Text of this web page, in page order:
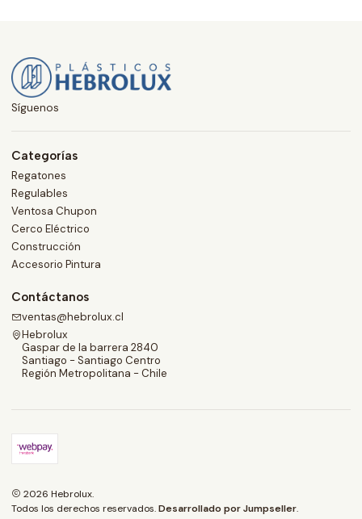
Síguenos
Categorías
Regatones
Regulables
Ventosa Chupon
Cerco Eléctrico
Construcción
Accesorio Pintura
Contáctanos
ventas@hebrolux.cl
Hebrolux
Gaspar de la barrera 2840
Santiago - Santiago Centro
Región Metropolitana - Chile
2026 Hebrolux.
Todos los derechos reservados.Desarrollado por Jumpseller.